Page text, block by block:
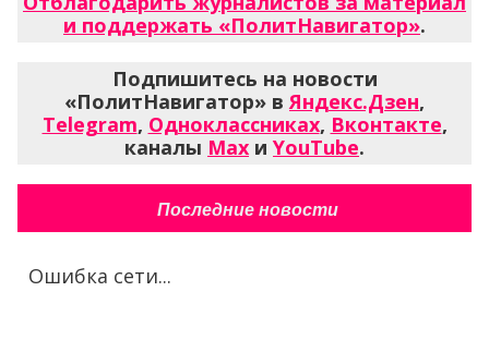
и поддержать «ПолитНавигатор».
Подпишитесь на новости
«ПолитНавигатор» в Яндекс.Дзен,
Telegram, Одноклассниках, Вконтакте,
каналы Max и YouTube.
Последние новости
Ошибка сети...